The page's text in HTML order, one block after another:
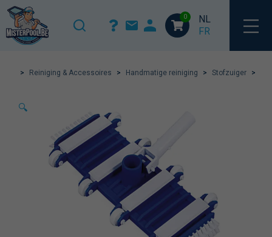
0
NL
FR
> Reiniging & Accessoires > Handmatige reiniging > Stofzuiger >
🔍